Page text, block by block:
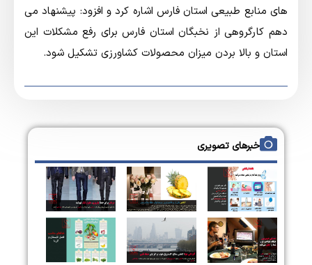
های منابع طبیعی استان فارس اشاره کرد و افزود: پیشنهاد می
دهم کارگروهی از نخبگان استان فارس برای رفع مشکلات این
استان و بالا بردن میزان محصولات کشاورزی تشکیل شود.
خبرهای تصویری